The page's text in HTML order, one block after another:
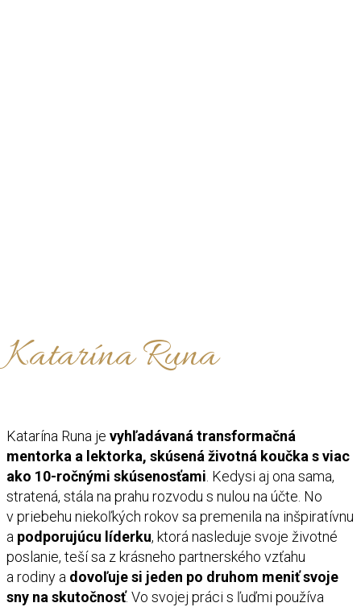
Katarína Runa
Katarína Runa je vyhľadávaná transformačná
mentorka a lektorka, skúsená životná koučka s viac
ako 10-ročnými skúsenosťami . Kedysi aj ona sama,
stratená, stála na prahu rozvodu s nulou na účte. No
v priebehu niekoľkých rokov sa premenila na inšpiratívnu
a podporujúcu líderku, ktorá nasleduje svoje životné
poslanie, teší sa z krásneho partnerského vzťahu
a rodiny a dovoľuje si jeden po druhom meniť svoje
sny na skutočnosť. Vo svojej práci s ľuďmi používa